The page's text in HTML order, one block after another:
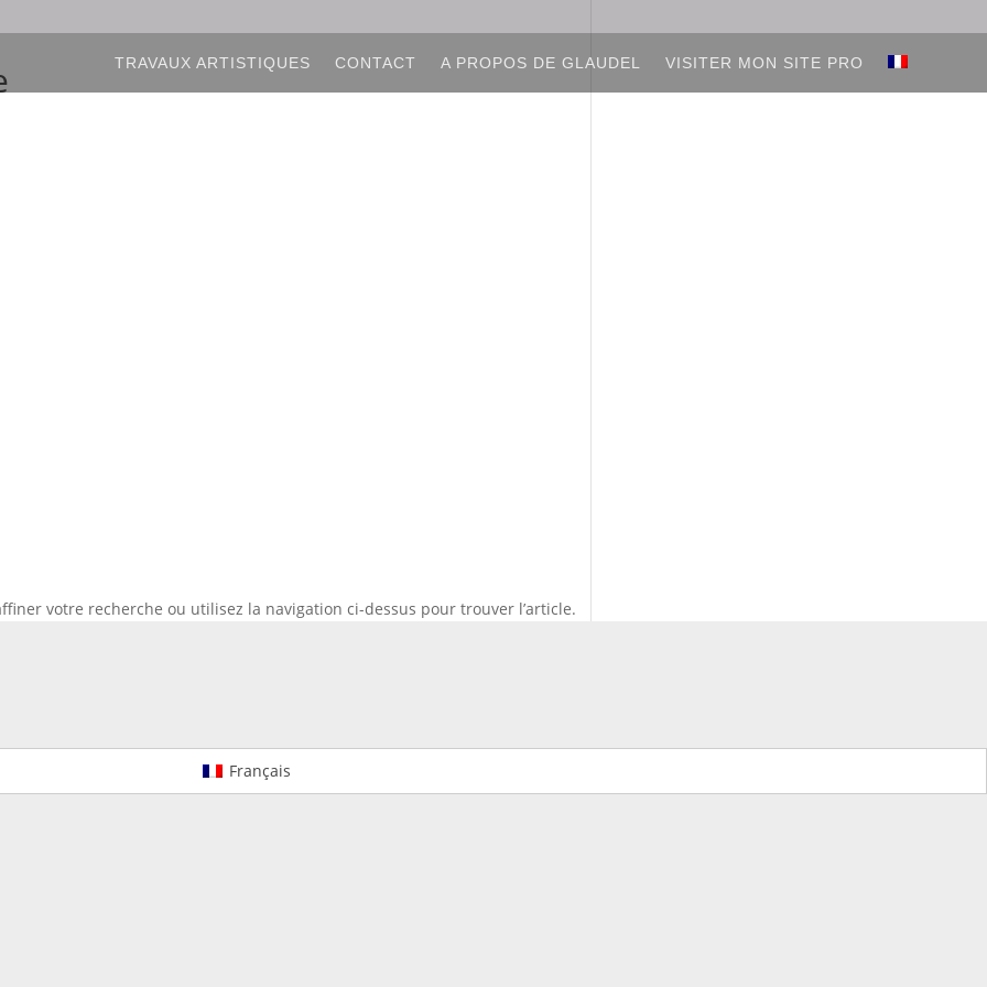
TRAVAUX ARTISTIQUES CONTACT A PROPOS DE GLAUDEL VISITER MON SITE PRO
votre recherche ou utilisez la navigation ci-dessus pour trouver l’article.
Français